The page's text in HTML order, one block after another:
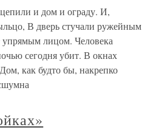
и дом и ограду. И,
В дверь стучали ружейным
лицом. Человека
сегодня убит. В окнах
как будто бы, накрепко